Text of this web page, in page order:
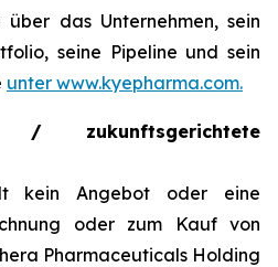
das Unternehmen, sein
seine Pipeline und sein
unter www.kyepharma.com.
/ zukunftsgerichtete
kein Angebot oder eine
oder zum Kauf von
Pharmaceuticals Holding